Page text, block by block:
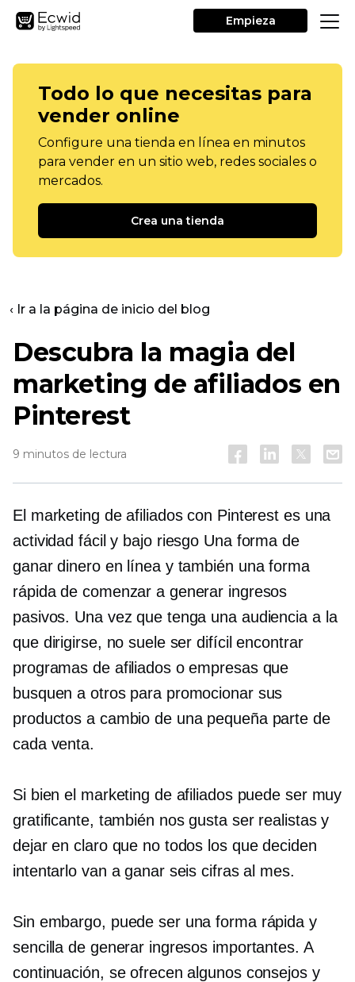
Empieza
Todo lo que necesitas para
vender online
Configure una tienda en línea en minutos
para vender en un sitio web, redes sociales o
mercados.
Crea una tienda
‹ Ir a la página de inicio del blog
Descubra la magia del
marketing de afiliados en
Pinterest
9 minutos de lectura
El marketing de afiliados con Pinterest es una
actividad fácil y bajo riesgo Una forma de
ganar dinero en línea y también una forma
rápida de comenzar a generar ingresos
pasivos. Una vez que tenga una audiencia a la
que dirigirse, no suele ser difícil encontrar
programas de afiliados o empresas que
busquen a otros para promocionar sus
productos a cambio de una pequeña parte de
cada venta.
Si bien el marketing de afiliados puede ser muy
gratificante, también nos gusta ser realistas y
dejar en claro que no todos los que deciden
intentarlo van a ganar seis cifras al mes.
Sin embargo, puede ser una forma rápida y
sencilla de generar ingresos importantes. A
continuación, se ofrecen algunos consejos y